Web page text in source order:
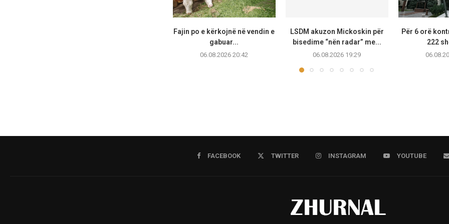
Fajin po e kërkojnë në vendin e
gabuar...
06.08.2026 20:42
LSDM akuzon Mickoskin për
bisedime “nën radar” me...
06.08.2026 19:29
Për 6 orë
222
FACEBOOK TWITTER INSTAGRAM YOUTUBE